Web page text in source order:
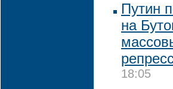
Путин
на
18:05